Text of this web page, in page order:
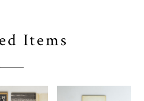
Items